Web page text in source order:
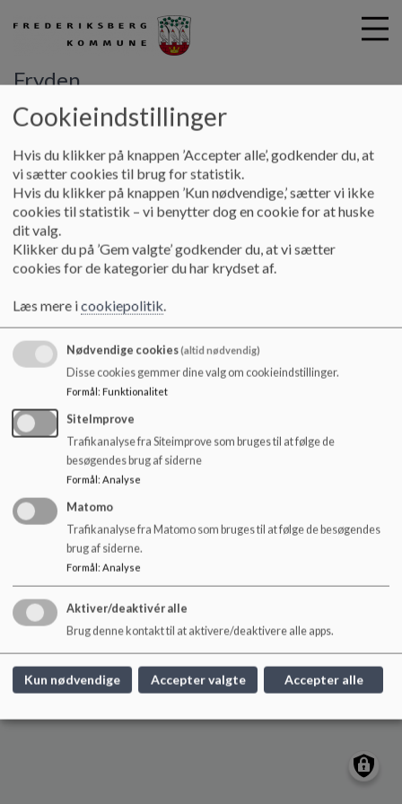
i
Fryden
Vores dagtilbud Tilsynsrapporter
Tilsynsrapporter
Her på siden kan du finde vores tilsynsrapport.
Dokumenter
fryden-tilsynsrapport.pdf
Fryden
Frydendalsvej 19, 1809 Frederiksberg C
fryden@frederiksberg.dk
+45 38 21 06 30
EAN NR.
5798009172495
Webtilgængelighed
Sitemap
Cookie politik
Cookieindstillinger
Hvis du klikker på knappen ’Accepter alle’, godkender du, at
vi sætter cookies til brug for statistik.
Hvis du klikker på knappen ’Kun nødvendige,’ sætter vi ikke
cookies til statistik – vi benytter dog en cookie for at huske
dit valg.
Klikker du på ’Gem valgte’ godkender du, at vi sætter
cookies for de kategorier du har krydset af.
Læs mere icookiepolitik.
Nødvendige cookies(altid nødvendig)
Disse cookies gemmer dine valg om cookieindstillinger.
Formål: Funktionalitet
SiteImprove
Trafikanalyse fra Siteimprove som bruges til at følge de
besøgendes brug af siderne
Formål: Analyse
Matomo
Trafikanalyse fra Matomo som bruges til at følge de besøgendes
brug af siderne.
Formål: Analyse
Aktiver/deaktivér alle
Brug denne kontakt til at aktivere/deaktivere alle apps.
Kun nødvendige Accepter valgte Accepter alle